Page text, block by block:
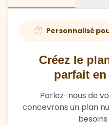
Personnalisé
Créez le
parfait
Parlez-nous de
concevrons un plan
besoins